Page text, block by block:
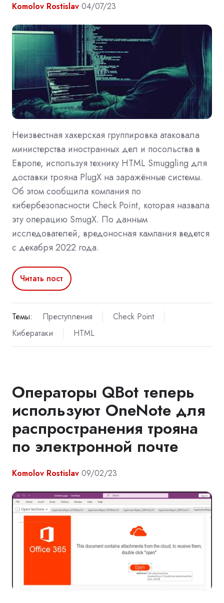
Komolov Rostislav 04/07/23
Неизвестная хакерская группировка атаковала
министерства иностранных дел и посольства в
Европе, используя технику HTML Smuggling для
доставки трояна PlugX на заражённые системы.
Об этом сообщила компания по
кибербезопасности Check Point, которая назвала
эту операцию SmugX. По данным
исследователей, вредоносная кампания ведется
с декабря 2022 года.
Читать пост
Темы: Преступления
Check Point
Кибератаки
HTML
Операторы QBot теперь
используют OneNote для
распространения трояна
по электронной почте
Komolov Rostislav 09/02/23